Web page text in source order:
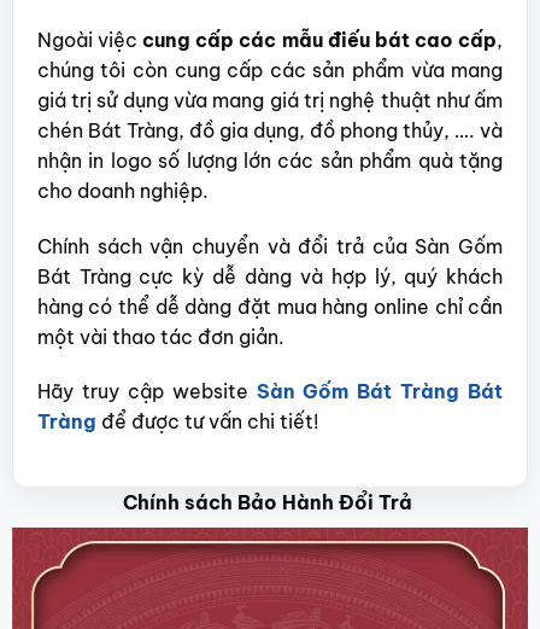
Ngoài việc cung cấp các mẫu điếu bát cao cấp,
chúng tôi còn cung cấp các sản phẩm vừa mang
giá trị sử dụng vừa mang giá trị nghệ thuật như ấm
chén Bát Tràng, đồ gia dụng, đồ phong thủy, …. và
nhận in logo số lượng lớn các sản phẩm quà tặng
cho doanh nghiệp.
Chính sách vận chuyển và đổi trả của Sàn Gốm
Bát Tràng cực kỳ dễ dàng và hợp lý, quý khách
hàng có thể dễ dàng đặt mua hàng online chỉ cần
một vài thao tác đơn giản.
Hãy truy cập website Sàn Gốm Bát Tràng Bát
Tràng để được tư vấn chi tiết!
Chính sách Bảo Hành Đổi Trả